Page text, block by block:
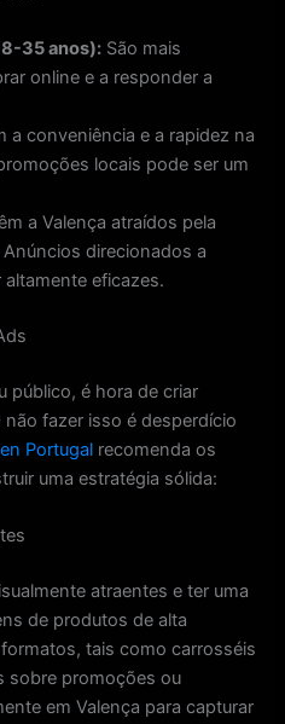
35 anos): São mais
online e a responder a
a conveniência e a rapidez na
locais pode ser um
a Valença atraídos pela
direcionados a
eficazes.
público, é hora de criar
fazer isso é desperdício
Portugal recomenda os
uma estratégia sólida:
atraentes e ter uma
de produtos de alta
tais como carrosséis
sobre promoções ou
em Valença para capturar